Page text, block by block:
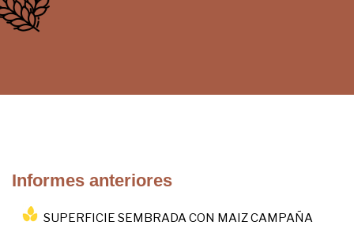
Informes anteriores
SUPERFICIE SEMBRADA CON MAIZ CAMPAÑA